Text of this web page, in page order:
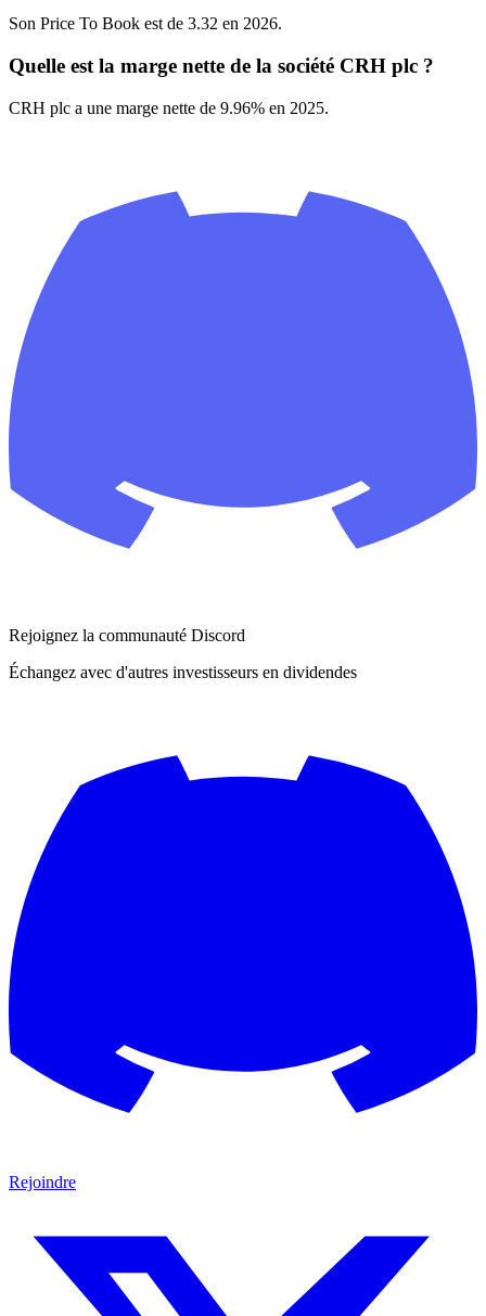
Son Price To Book est de 3.32 en 2026.
Quelle est la marge nette de la société CRH plc ?
CRH plc a une marge nette de 9.96% en 2025.
Rejoignez la communauté Discord
Échangez avec d'autres investisseurs en dividendes
Rejoindre